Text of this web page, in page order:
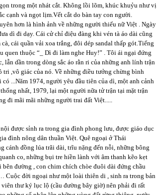
trong một nhát cắt. Không lồi lõm, khúc khuỷu như vị
cạnh và ngọt lịm.Vết cắt do bàn tay con người.
hơn là hình ảnh về những người thiếu nữ Việt . Ngày
dì đi dạy. Cái cử chỉ điệu đàng khi vén tà áo dài cũng
cái quần vải xoa trắng, đôi dép sandal thấp gót.Tiếng
quen thuộc “_ Dì đi làm nghe Huy!” . Tôi ái ngại đứng
dần trong dòng sắc áo rằn ri của những anh lính trận
,vô giác của nó. Về những điều tưởng chừng bình
...Năm 1974, người yêu đầu tiên của dì, một anh cảnh
nhất, 1979, lại một người nữa tử trận tại mặt trận
đi mãi mãi những người trai đất Việt.....
được sỉnh ra trong gia đình phong lưu, được giáo dục
đình nông dân thuần Việt. Quê ngoại ở Thái
cánh đồng lúa trãi dài, trĩu nặng đến nỗi, những bông
co, những bụi tre hiền lành với âm thanh kẽo kẹt
đường , con chim chích chòe đuôi dài đứng chầu
Cuộc đời ngoại như một loài thiên di , sinh ra trong bản
thư ký lục lộ (cầu đường bây giờ) nên phải đi rất